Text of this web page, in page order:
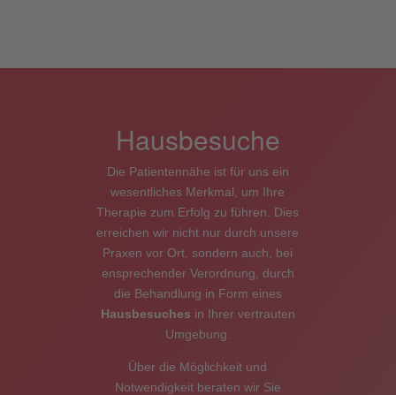
Hausbesuche
Die Patientennähe ist für uns ein
wesentliches Merkmal, um Ihre
Therapie zum Erfolg zu führen. Dies
erreichen wir nicht nur durch unsere
Praxen vor Ort, sondern auch, bei
ensprechender Verordnung, durch
die Behandlung in Form eines
Hausbesuches in Ihrer vertrauten
Umgebung.
Über die Möglichkeit und
Notwendigkeit beraten wir Sie